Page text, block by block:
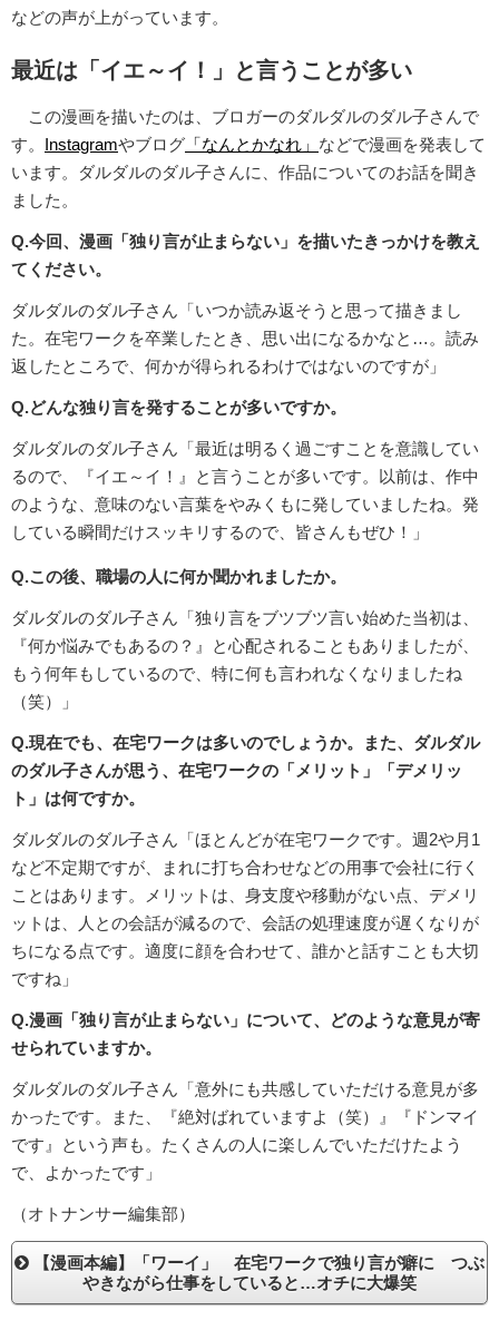
などの声が上がっています。
最近は「イエ～イ！」と言うことが多い
この漫画を描いたのは、ブロガーのダルダルのダル子さんで
す。 Instagramやブログ 「なんとかなれ」 などで漫画を発表して
います。ダルダルのダル子さんに、作品についてのお話を聞き
ました。
Q.今回、漫画「独り言が止まらない」を描いたきっかけを教え
てください。
ダルダルのダル子さん「いつか読み返そうと思って描きまし
た。在宅ワークを卒業したとき、思い出になるかなと…。読み
返したところで、何かが得られるわけではないのですが」
Q.どんな独り言を発することが多いですか。
ダルダルのダル子さん「最近は明るく過ごすことを意識してい
るので、『イエ～イ！』と言うことが多いです。以前は、作中
のような、意味のない言葉をやみくもに発していましたね。発
している瞬間だけスッキリするので、皆さんもぜひ！」
Q.この後、職場の人に何か聞かれましたか。
ダルダルのダル子さん「独り言をブツブツ言い始めた当初は、
『何か悩みでもあるの？』と心配されることもありましたが、
もう何年もしているので、特に何も言われなくなりましたね
（笑）」
Q.現在でも、在宅ワークは多いのでしょうか。また、ダルダル
のダル子さんが思う、在宅ワークの「メリット」「デメリッ
ト」は何ですか。
ダルダルのダル子さん「ほとんどが在宅ワークです。週2や月1
など不定期ですが、まれに打ち合わせなどの用事で会社に行く
ことはあります。メリットは、身支度や移動がない点、デメリ
ットは、人との会話が減るので、会話の処理速度が遅くなりが
ちになる点です。適度に顔を合わせて、誰かと話すことも大切
ですね」
Q.漫画「独り言が止まらない」について、どのような意見が寄
せられていますか。
ダルダルのダル子さん「意外にも共感していただける意見が多
かったです。また、『絶対ばれていますよ（笑）』『ドンマイ
です』という声も。たくさんの人に楽しんでいただけたよう
で、よかったです」
（オトナンサー編集部）
【漫画本編】「ワーイ」 在宅ワークで独り言が癖に つぶ
やきながら仕事をしていると…オチに大爆笑